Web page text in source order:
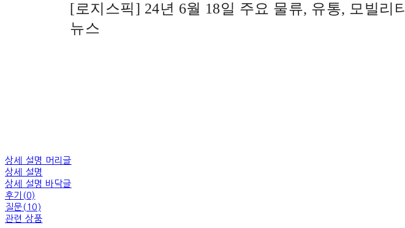
[로지스픽] 24년 6월 18일 주요 물류, 유통, 모빌리티
뉴스
상세 설명 머리글
상세 설명
상세 설명 바닥글
후기(0)
질문(10)
관련 상품